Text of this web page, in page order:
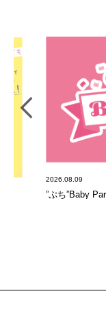
2026.08.09
”ぷち”Baby